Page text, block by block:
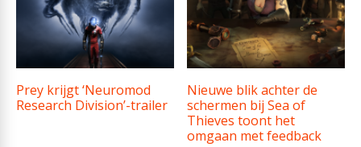
Prey krijgt ‘Neuromod
Research Division’-trailer
Nieuwe blik achter de
schermen bij Sea of
Thieves toont het
omgaan met feedback